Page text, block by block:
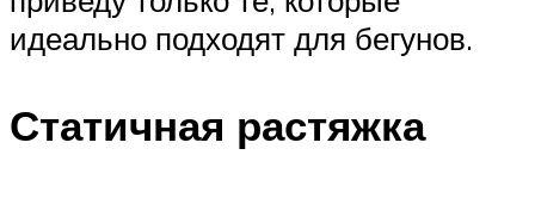
идеально подходят для бегунов.
Статичная растяжка